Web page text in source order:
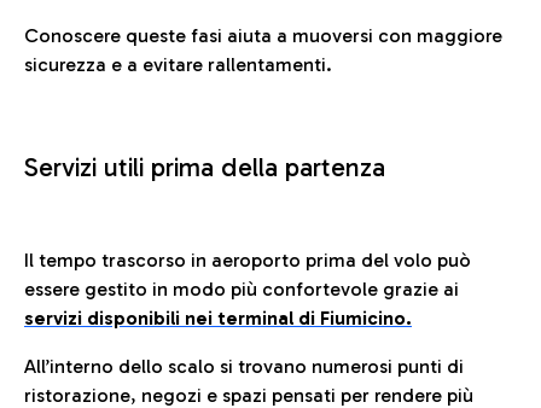
Conoscere queste fasi aiuta a muoversi con maggiore
sicurezza e a evitare rallentamenti.
Servizi utili prima della partenza
Il tempo trascorso in aeroporto prima del volo può
essere gestito in modo più confortevole grazie ai
servizi disponibili nei terminal di Fiumicino.
All’interno dello scalo si trovano numerosi punti di
ristorazione, negozi e spazi pensati per rendere più